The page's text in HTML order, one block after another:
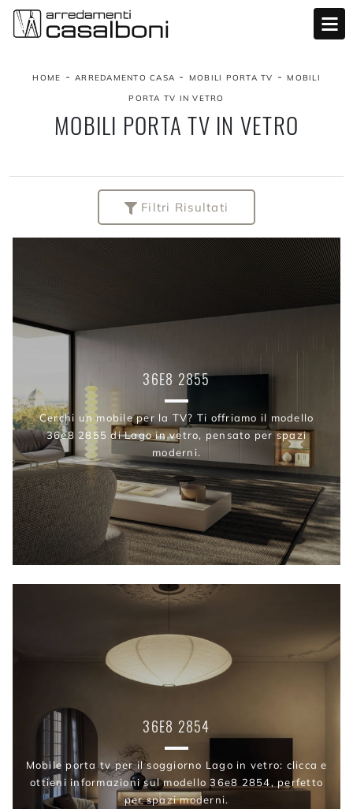
HOME - ARREDAMENTO CASA - MOBILI PORTA TV -MOBILI
PORTA TV IN VETRO
MOBILI PORTA TV IN VETRO
Filtri Risultati
36E8 2855
Cerchi un mobile per la TV? Ti offriamo il modello
36e8 2855 di Lago in vetro, pensato per spazi
moderni.
36E8 2854
Mobile porta tv per il soggiorno Lago in vetro: clicca e
ottieni informazioni sul modello 36e8 2854, perfetto
per spazi moderni.